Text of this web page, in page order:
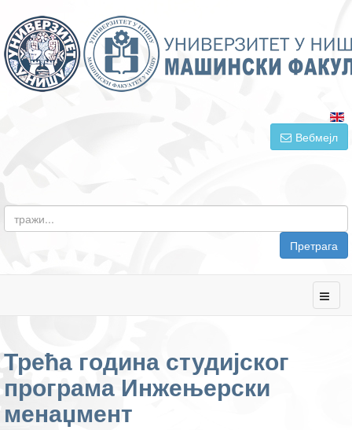
Вебмејл
Претрага
Трећа година студијског
програма Инжењерски
менаџмент